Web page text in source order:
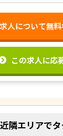
人について無
この求人に応
隣エリアで